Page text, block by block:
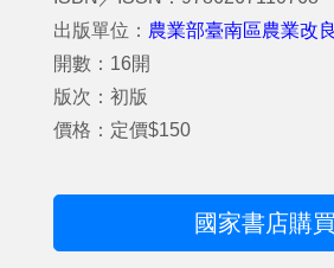
出版單位： 農業部臺南區農業改
開數：16開
版次：初版
價格：定價$150
國家書店購買